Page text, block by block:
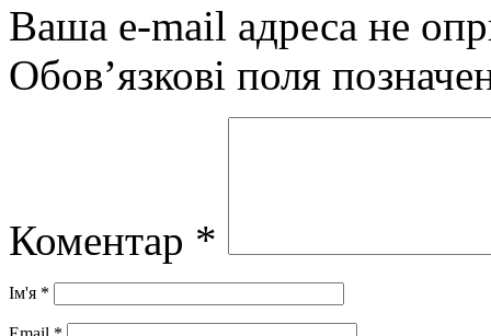
Ваша e-mail адреса не
Обов’язкові поля
Коментар *
Ім'я *